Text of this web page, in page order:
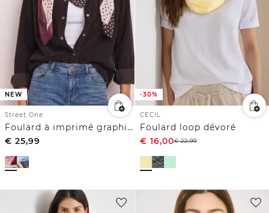
NEW
Street One
Foulard à imprimé graphique
€ 25,99
-30%
CECIL
Foulard loop dévoré
€ 16,00€22,99